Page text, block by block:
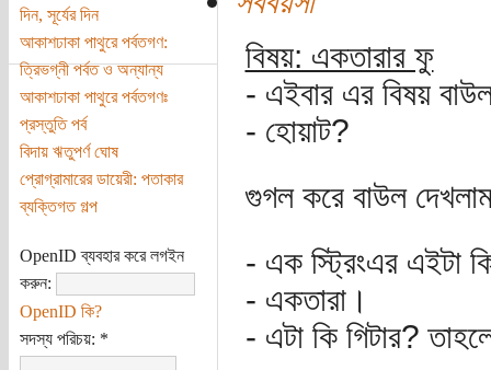
দিন, সূর্যের দিন
আকাশঢাকা পাথুরে পর্বতগণ:
ত্রিভগ্নী পর্বত ও অন্যান্য
আকাশঢাকা পাথুরে পর্বতগণঃ
প্রস্তুতি পর্ব
বিদায় ঋতুপর্ণ ঘোষ
প্রোগ্রামারের ডায়েরী: পতাকার
ব্যক্তিগত গল্প
OpenID ব্যবহার করে লগইন
করুন:
OpenID কি?
সদস্য পরিচয়: *
বিষয়: একতারার ফু
- এইবার এর বিষয়
- হোয়াট?
গুগল করে বাউল
- এক স্ট্রিংএর এইটা
- একতারা।
- এটা কি গিটার?